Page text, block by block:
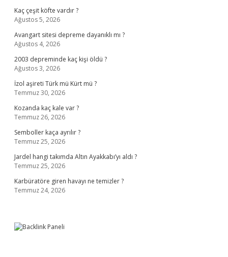
Kaç çeşit köfte vardır ?
Ağustos 5, 2026
Avangart sitesi depreme dayanıklı mı ?
Ağustos 4, 2026
2003 depreminde kaç kişi öldü ?
Ağustos 3, 2026
İzol aşireti Türk mü Kürt mü ?
Temmuz 30, 2026
Kozanda kaç kale var ?
Temmuz 26, 2026
Semboller kaça ayrılır ?
Temmuz 25, 2026
Jardel hangi takımda Altın Ayakkabı’yı aldı ?
Temmuz 25, 2026
Karbüratöre giren havayı ne temizler ?
Temmuz 24, 2026